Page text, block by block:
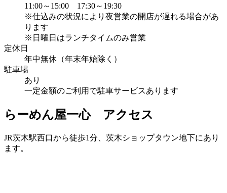
11:00～15:00 17:30～19:30
※仕込みの状況により夜営業の開店が遅れる場合があ
ります
※日曜日はランチタイムのみ営業
定休日
年中無休（年末年始除く）
駐車場
あり
一定金額のご利用で駐車サービスあります
らーめん屋一心 アクセス
JR茨木駅西口から徒歩1分、茨木ショップタウン地下にあり
ます。